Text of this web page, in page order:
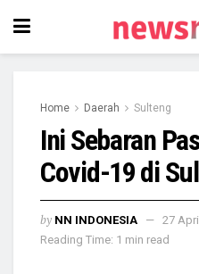
Home Daerah Sulteng
Ini Sebaran
Covid-19 di
by NN INDONESIA
27
Reading Time: 1 min read